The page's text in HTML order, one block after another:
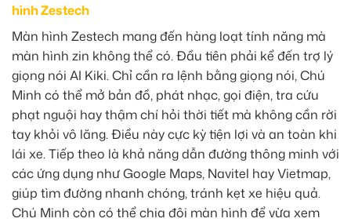
hình Zestech
Màn hình Zestech mang đến hàng loạt tính năng mà
màn hình zin không thể có. Đầu tiên phải kể đến trợ lý
giọng nói AI Kiki. Chỉ cần ra lệnh bằng giọng nói, Chú
Minh có thể mở bản đồ, phát nhạc, gọi điện, tra cứu
phạt nguội hay thậm chí hỏi thời tiết mà không cần rời
tay khỏi vô lăng. Điều này cực kỳ tiện lợi và an toàn khi
lái xe. Tiếp theo là khả năng dẫn đường thông minh với
các ứng dụng như Google Maps, Navitel hay Vietmap,
giúp tìm đường nhanh chóng, tránh kẹt xe hiệu quả.
Chú Minh còn có thể chia đôi màn hình để vừa xem